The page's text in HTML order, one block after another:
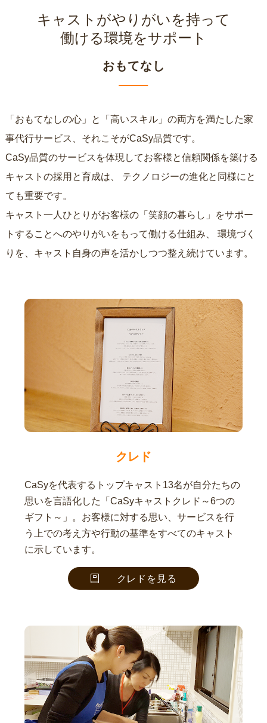
キャストがやりがいを持って
働ける環境をサポート
おもてなし
「おもてなしの心」と「高いスキル」の両方を満たした家
事代行サービス、それこそがCaSy品質です。
CaSy品質のサービスを体現してお客様と信頼関係を築ける
キャストの採用と育成は、
ても重要です。
キャスト一人ひとりがお客様の「笑顔の暮らし」をサポー
トすることへのやりがいをもって働ける仕組み、
りを、キャスト自身の声を活かしつつ整え続けています。
クレド
CaSyを代表するトップキャスト13名が自分たちの
思いを言語化した「CaSyキャストクレド～6つの
ギフト～」。お客様に対する思い、サービスを行
う上での考え方や行動の基準をすべてのキャスト
に示しています。
クレドを見る